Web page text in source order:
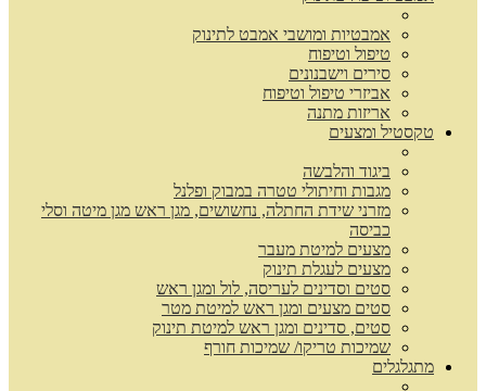
אמבטיות ומושבי אמבט לתינוק
טיפול וטיפוח
סירים וישבנונים
אביזרי טיפול וטיפוח
אריזות מתנה
טקסטיל ומצעים
ביגוד והלבשה
מגבות וחיתולי טטרה במבוק ופלנל
מזרני שידת החתלה, נחשושים, מגן ראש מגן מיטה וסלי
כביסה
מצעים למיטת מעבר
מצעים לעגלת תינוק
סטים וסדינים לעריסה, לול ומגן ראש
סטים מצעים ומגן ראש למיטת מטר
סטים, סדינים ומגן ראש למיטת תינוק
שמיכות טריקו/ שמיכות חורף
מתגלגלים